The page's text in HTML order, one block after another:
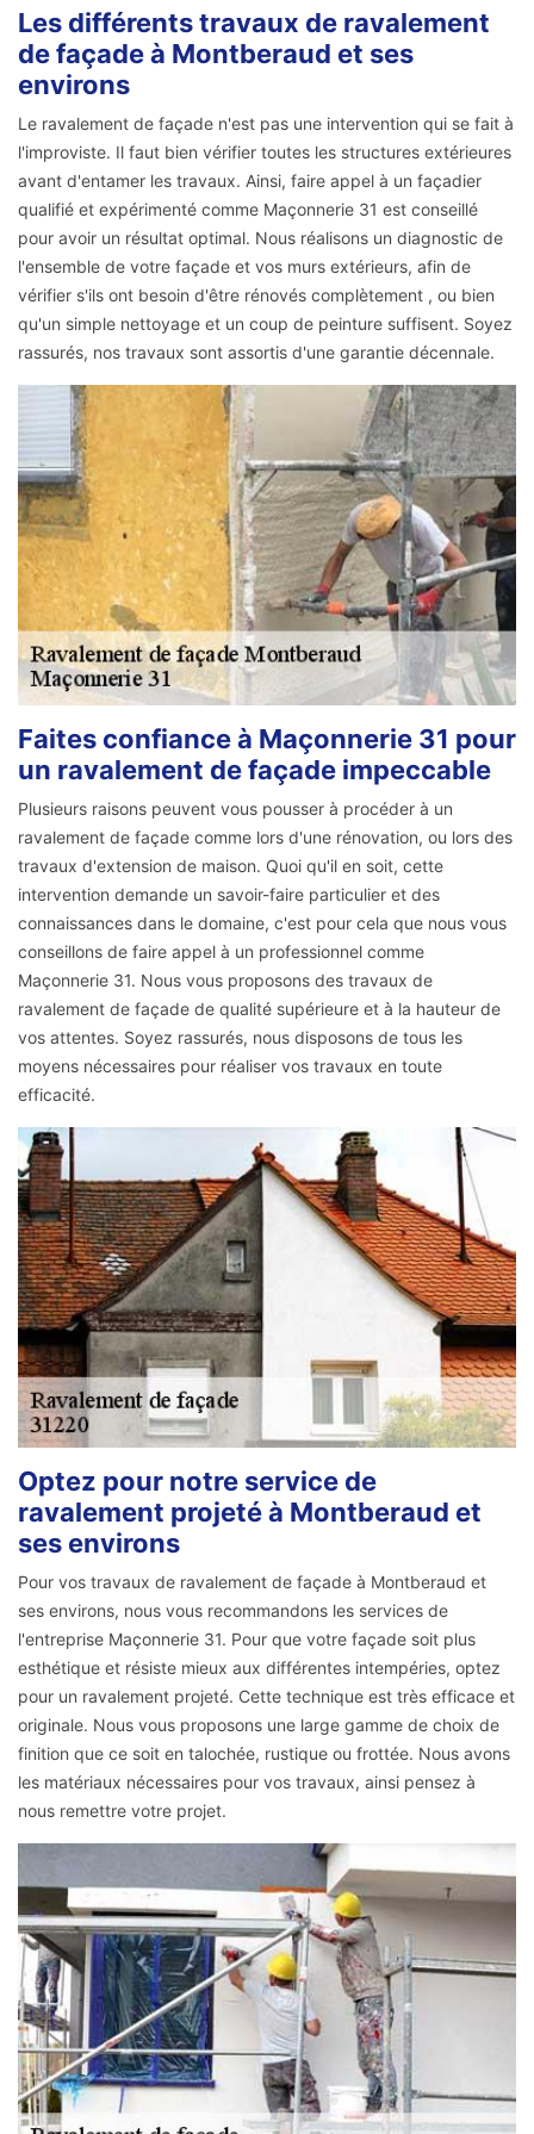
Les différents travaux de ravalement
de façade à Montberaud et ses
environs
Le ravalement de façade n'est pas une intervention qui se fait à
l'improviste. Il faut bien vérifier toutes les structures extérieures
avant d'entamer les travaux. Ainsi, faire appel à un façadier
qualifié et expérimenté comme Maçonnerie 31 est conseillé
pour avoir un résultat optimal. Nous réalisons un diagnostic de
l'ensemble de votre façade et vos murs extérieurs, afin de
vérifier s'ils ont besoin d'être rénovés complètement , ou bien
qu'un simple nettoyage et un coup de peinture suffisent. Soyez
rassurés, nos travaux sont assortis d'une garantie décennale.
Faites confiance à Maçonnerie 31 pour
un ravalement de façade impeccable
Plusieurs raisons peuvent vous pousser à procéder à un
ravalement de façade comme lors d'une rénovation, ou lors des
travaux d'extension de maison. Quoi qu'il en soit, cette
intervention demande un savoir-faire particulier et des
connaissances dans le domaine, c'est pour cela que nous vous
conseillons de faire appel à un professionnel comme
Maçonnerie 31. Nous vous proposons des travaux de
ravalement de façade de qualité supérieure et à la hauteur de
vos attentes. Soyez rassurés, nous disposons de tous les
moyens nécessaires pour réaliser vos travaux en toute
efficacité.
Optez pour notre service de
ravalement projeté à Montberaud et
ses environs
Pour vos travaux de ravalement de façade à Montberaud et
ses environs, nous vous recommandons les services de
l'entreprise Maçonnerie 31. Pour que votre façade soit plus
esthétique et résiste mieux aux différentes intempéries, optez
pour un ravalement projeté. Cette technique est très efficace et
originale. Nous vous proposons une large gamme de choix de
finition que ce soit en talochée, rustique ou frottée. Nous avons
les matériaux nécessaires pour vos travaux, ainsi pensez à
nous remettre votre projet.